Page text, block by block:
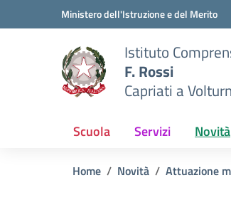
Vai ai contenuti
Vai al menu di navigazioneMinistero dell'Istruzione e del Merito
Istituto
F. Rossi
Capriati a
Scuola Servizi Novità
Home Novità Attuazione